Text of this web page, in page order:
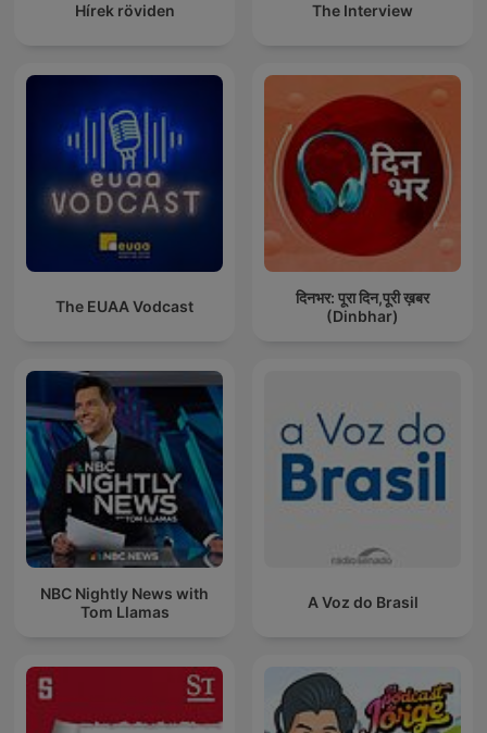
Hírek röviden The Interview
The EUAA Vodcast
दिनभर: पूरा दिन,पूरी ख़बर
(Dinbhar)
NBC Nightly News with
Tom Llamas
A Voz do Brasil